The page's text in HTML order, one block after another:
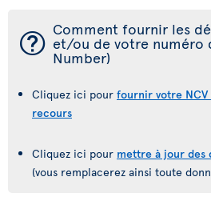
¯ Comment fournir les
et/ou de votre numéro
Number)
Cliquez ici pour fournir votre
recours
Cliquez ici pour mettre à jour des
(vous remplacerez ainsi toute